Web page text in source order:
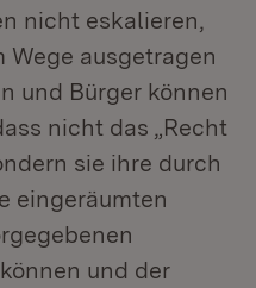
nicht eskalieren,
ausgetragen
und Bürger können
nicht das „Recht
sie ihre durch
eingeräumten
und der